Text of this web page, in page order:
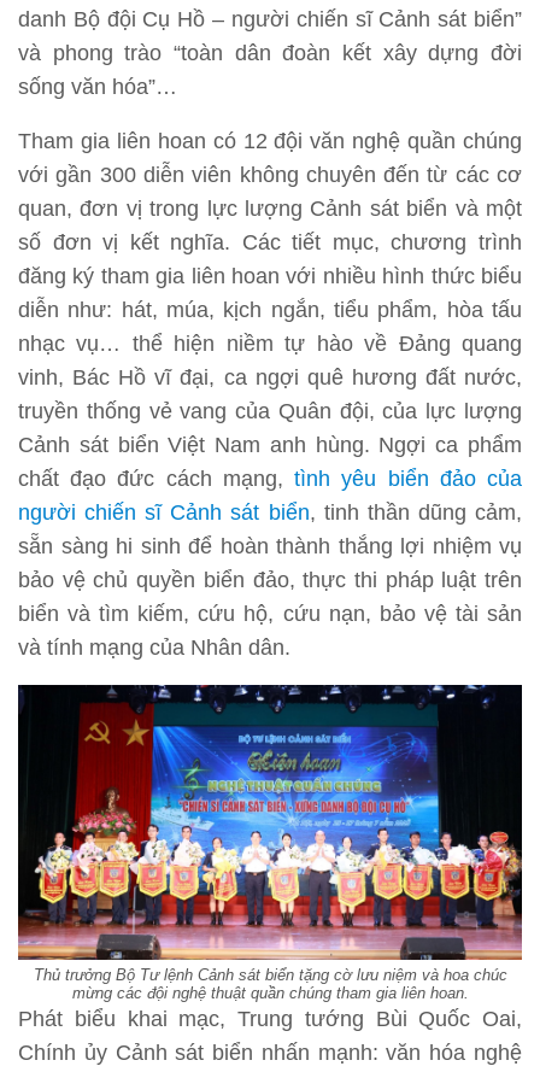
danh Bộ đội Cụ Hồ – người chiến sĩ Cảnh sát biển”
và phong trào “toàn dân đoàn kết xây dựng đời
sống văn hóa”…
Tham gia liên hoan có 12 đội văn nghệ quần chúng
với gần 300 diễn viên không chuyên đến từ các cơ
quan, đơn vị trong lực lượng Cảnh sát biển và một
số đơn vị kết nghĩa. Các tiết mục, chương trình
đăng ký tham gia liên hoan với nhiều hình thức biểu
diễn như: hát, múa, kịch ngắn, tiểu phẩm, hòa tấu
nhạc vụ… thể hiện niềm tự hào về Đảng quang
vinh, Bác Hồ vĩ đại, ca ngợi quê hương đất nước,
truyền thống vẻ vang của Quân đội, của lực lượng
Cảnh sát biển Việt Nam anh hùng. Ngợi ca phẩm
chất đạo đức cách mạng,tình yêu biển đảo của
người chiến sĩ Cảnh sát biển, tinh thần dũng cảm,
sẵn sàng hi sinh để hoàn thành thắng lợi nhiệm vụ
bảo vệ chủ quyền biển đảo, thực thi pháp luật trên
biển và tìm kiếm, cứu hộ, cứu nạn, bảo vệ tài sản
và tính mạng của Nhân dân.
Thủ trưởng Bộ Tư lệnh Cảnh sát biển tặng cờ lưu niệm và hoa chúc
mừng các đội nghệ thuật quần chúng tham gia liên hoan.
Phát biểu khai mạc, Trung tướng Bùi Quốc Oai,
Chính ủy Cảnh sát biển nhấn mạnh: văn hóa nghệ